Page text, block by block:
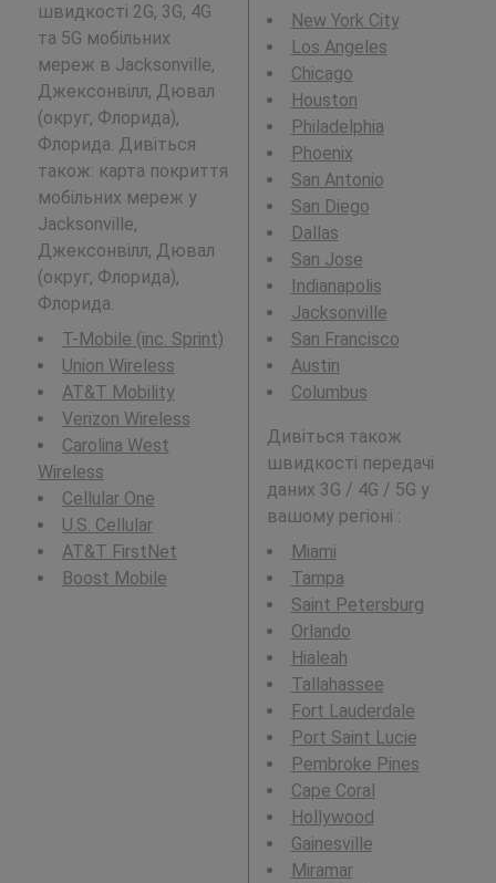
швидкості 2G, 3G, 4G
та 5G мобільних
мереж в Jacksonville,
Джексонвілл, Дювал
(округ, Флорида),
Флорида. Дивіться
також: карта покриття
мобільних мереж у
Jacksonville,
Джексонвілл, Дювал
(округ, Флорида),
Флорида.
T-Mobile (inc. Sprint)
Union Wireless
AT&T Mobility
Verizon Wireless
Carolina West
Wireless
Cellular One
U.S. Cellular
AT&T FirstNet
Boost Mobile
New York City
Los Angeles
Chicago
Houston
Philadelphia
Phoenix
San Antonio
San Diego
Dallas
San Jose
Indianapolis
Jacksonville
San Francisco
Austin
Columbus
Дивіться також
швидкості передачі
даних 3G / 4G / 5G у
вашому регіоні :
Miami
Tampa
Saint Petersburg
Orlando
Hialeah
Tallahassee
Fort Lauderdale
Port Saint Lucie
Pembroke Pines
Cape Coral
Hollywood
Gainesville
Miramar